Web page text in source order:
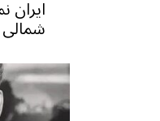
ایران